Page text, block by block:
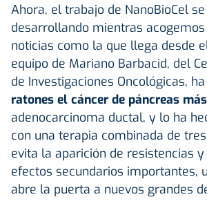
Ahora, el trabajo de NanoBioCel
desarrollando mientras
noticias como la que llega desde
equipo de Mariano Barbacid, del
de Investigaciones Oncológicas, ha
ratones el cáncer de páncreas
adenocarcinoma ductal, y lo ha
con una terapia combinada de
evita la aparición de resistencias
efectos secundarios importantes,
abre la puerta a nuevos grandes